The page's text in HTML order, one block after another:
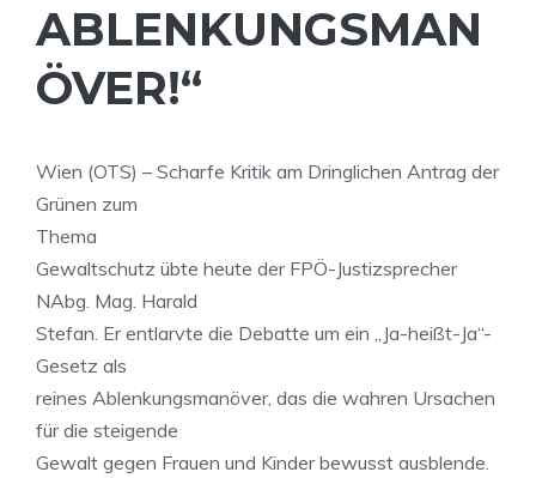
BLENKUNGSMANÖ
VER!“
Wien (OTS) – Scharfe Kritik am Dringlichen Antrag der
Grünen zum
Thema
Gewaltschutz übte heute der FPÖ-Justizsprecher
NAbg. Mag. Harald
Stefan. Er entlarvte die Debatte um ein „Ja-heißt-Ja“-
Gesetz als
reines Ablenkungsmanöver, das die wahren Ursachen
für die steigende
Gewalt gegen Frauen und Kinder bewusst ausblende.